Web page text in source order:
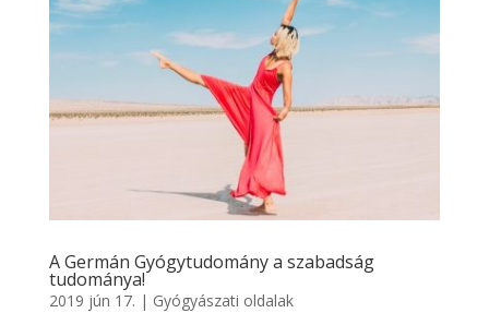
A Germán Gyógytudomány a szabadság
tudománya!
2019 jún 17. | Gyógyászati oldalak